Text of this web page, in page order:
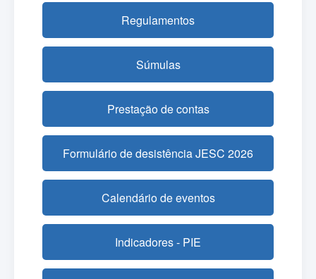
Regulamentos
Súmulas
Prestação de contas
Formulário de desistência JESC 2026
Calendário de eventos
Indicadores - PIE